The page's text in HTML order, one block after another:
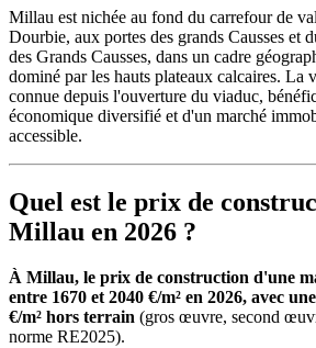
Millau est nichée au fond du carrefour de
Dourbie, aux portes des grands Causses et
des Grands Causses, dans un cadre
dominé par les hauts plateaux calcaires. La
connue depuis l'ouverture du viaduc,
économique diversifié et d'un marché
accessible.
Quel est le prix de
Millau en 2026 ?
À Millau, le prix de construction d'une
entre 1670 et 2040 €/m² en 2026, avec
€/m² hors terrain (gros œuvre, second
norme RE2025).